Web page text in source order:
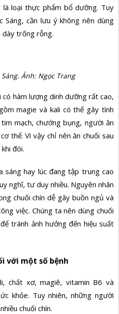
loại thực phẩm bổ dưỡng. Tuy
cần lưu ý không nên dùng
dày trống rỗng.
Ảnh: Ngọc Trang
hàm lượng dinh dưỡng rất cao,
magie và kali có thể gây tình
mạch, chướng bụng, người ăn
thể. Vì vậy chỉ nên ăn chuối sau
đói.
sáng hay lúc đang tập trung cao
nghĩ, tư duy nhiều. Nguyên nhân
chuối chín dễ gây buồn ngủ và
việc. Chúng ta nên dùng chuối
tránh ảnh hưởng đến hiệu suất
với một số bệnh
chất xơ, magiê, vitamin B6 và
khỏe. Tuy nhiên, những người
chuối chín.